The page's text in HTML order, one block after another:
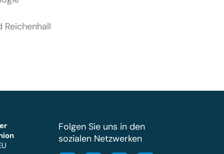
Folgen Sie uns in den
sozialen Netzwerken